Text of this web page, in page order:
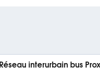
Réseau interurbain bus